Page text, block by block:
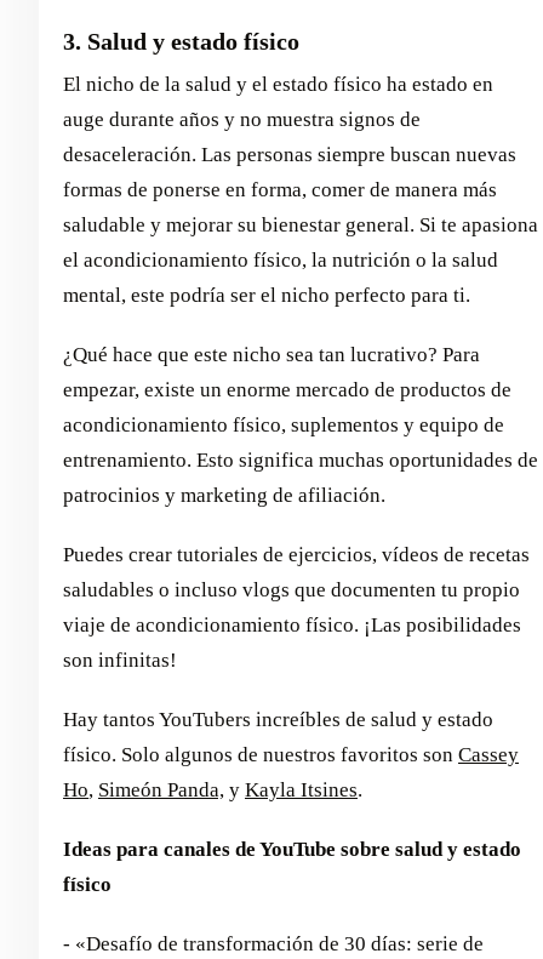
3. Salud y estado físico
El nicho de la salud y el estado físico ha estado en
auge durante años y no muestra signos de
desaceleración. Las personas siempre buscan nuevas
formas de ponerse en forma, comer de manera más
saludable y mejorar su bienestar general. Si te apasiona
el acondicionamiento físico, la nutrición o la salud
mental, este podría ser el nicho perfecto para ti.
¿Qué hace que este nicho sea tan lucrativo? Para
empezar, existe un enorme mercado de productos de
acondicionamiento físico, suplementos y equipo de
entrenamiento. Esto significa muchas oportunidades de
patrocinios y marketing de afiliación.
Puedes crear tutoriales de ejercicios, vídeos de recetas
saludables o incluso vlogs que documenten tu propio
viaje de acondicionamiento físico. ¡Las posibilidades
son infinitas!
Hay tantos YouTubers increíbles de salud y estado
físico. Solo algunos de nuestros favoritos son Cassey
Ho, Simeón Panda, y Kayla Itsines.
Ideas para canales de YouTube sobre salud y estado
físico
- «Desafío de transformación de 30 días: serie de